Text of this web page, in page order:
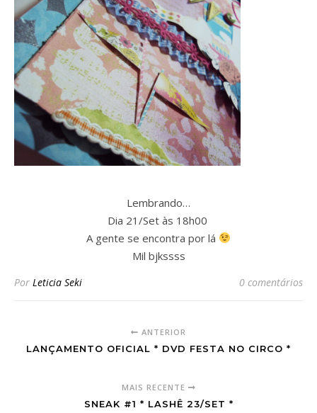
Lembrando…
Dia 21/Set às 18h00
A gente se encontra por lá
Mil bjkssss
Por Leticia Seki 0 comentários
ANTERIOR
LANÇAMENTO OFICIAL * DVD FESTA NO CIRCO *
MAIS RECENTE
SNEAK #1 * LASHÊ 23/SET *